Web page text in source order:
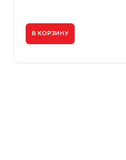
В КОРЗИНУ